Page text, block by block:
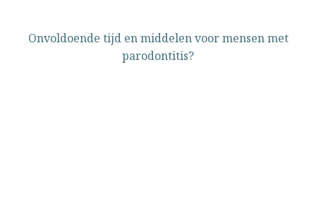
Onvoldoende tijd en middelen voor mensen met
parodontitis?